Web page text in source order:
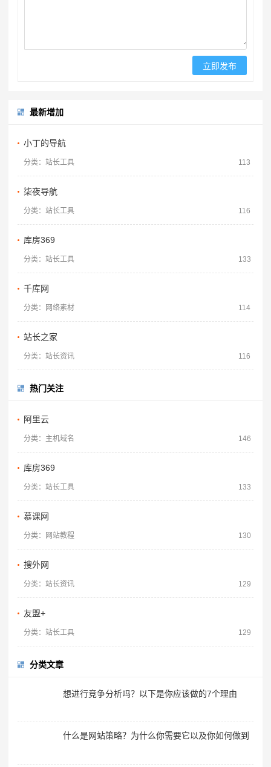
最新增加
小丁的导航
分类：站长工具 113
柒夜导航
分类：站长工具 116
库房369
分类：站长工具 133
千库网
分类：网络素材 114
站长之家
分类：站长资讯 116
热门关注
阿里云
分类：主机域名 146
库房369
分类：站长工具 133
慕课网
分类：网站教程 130
搜外网
分类：站长资讯 129
友盟+
分类：站长工具 129
分类文章
想进行竞争分析吗？以下是你应该做的7个理由
什么是网站策略？为什么你需要它以及你如何做到